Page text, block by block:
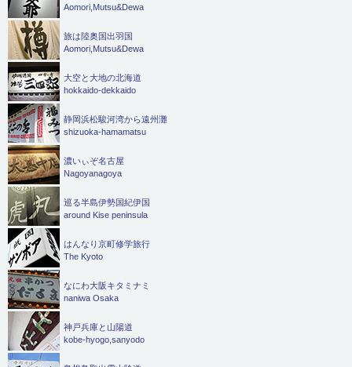
Aomori,Mutsu&Dewa
旅は陸奥国出羽国
Aomori,Mutsu&Dewa
大空と大地の北海道
hokkaido-dekkaido
静岡浜松駿河湾から遠州灘
shizuoka-hamamatsu
濃いぃぞ名古屋
Nagoyanagoya
巡る半島伊勢国紀伊国
around Kise peninsula
はんなり京町修学旅行
The Kyoto
なにわ大阪キタミナミ
naniwa Osaka
神戸兵庫と山陽道
kobe-hyogo,sanyodo